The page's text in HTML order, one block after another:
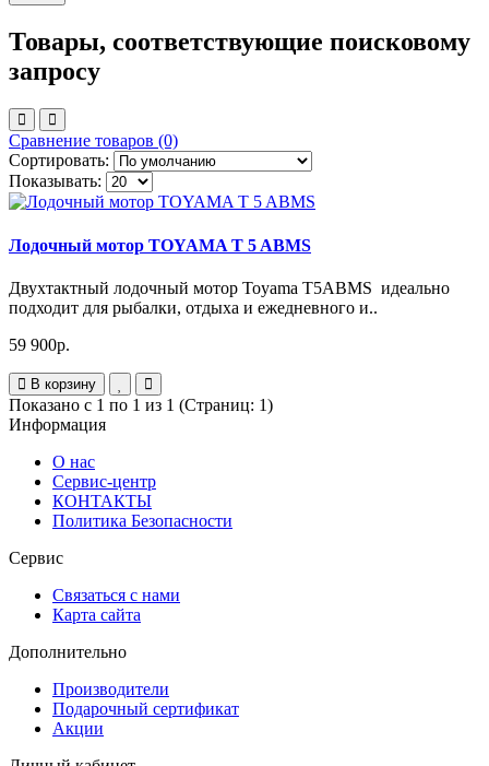
Товары, соответствующие поисковому
запросу
Сравнение товаров (0)
Сортировать:
Показывать:
Лодочный мотор TOYAMA T 5 ABMS
Двухтактный лодочный мотор Toyama T5АBMS идеально
подходит для рыбалки, отдыха и ежедневного и..
59 900р.
В корзину
Показано с 1 по 1 из 1 (Страниц: 1)
Информация
О нас
Сервис-центр
КОНТАКТЫ
Политика Безопасности
Сервис
Связаться с нами
Карта сайта
Дополнительно
Производители
Подарочный сертификат
Акции